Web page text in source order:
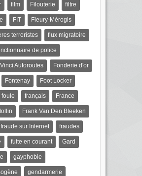
film Filouterie filtre
FIT Fleury-Mérogis
terroristes flux migratoire
de police
Autoroutes Fonderie d'or
Fontenay Foot Locker
foule français France
Frank Van Den Bleeken
fraude sur Internet fraudes
fuite en courant Gard
gayphobie
gendarmerie